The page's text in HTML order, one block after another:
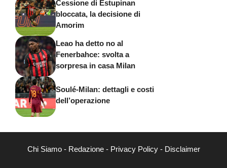
Cessione di Estupinan
bloccata, la decisione di
Amorim
Leao ha detto no al
Fenerbahce: svolta a
sorpresa in casa Milan
Soulé-Milan: dettagli e costi
dell’operazione
Chi Siamo- Redazione- Privacy Policy- Disclaimer